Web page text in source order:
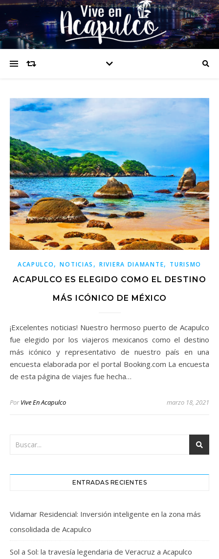
ACAPULCO,NOTICIAS ,RIVIERA DIAMANTE, TURISMO
ACAPULCO ES ELEGIDO COMO EL DESTINO
MÁS ICÓNICO DE MÉXICO
¡Excelentes noticias! Nuestro hermoso puerto de Acapulco
fue elegido por los viajeros mexicanos como el destino
más icónico y representativo de nuestro país en una
encuesta elaborada por el portal Booking.com La encuesta
de esta página de viajes fue hecha…
Por Vive En Acapulco marzo 18, 2021
ENTRADAS RECIENTES
Vidamar Residencial: Inversión inteligente en la zona más
consolidada de Acapulco
Sol a Sol: la travesía legendaria de Veracruz a Acapulco